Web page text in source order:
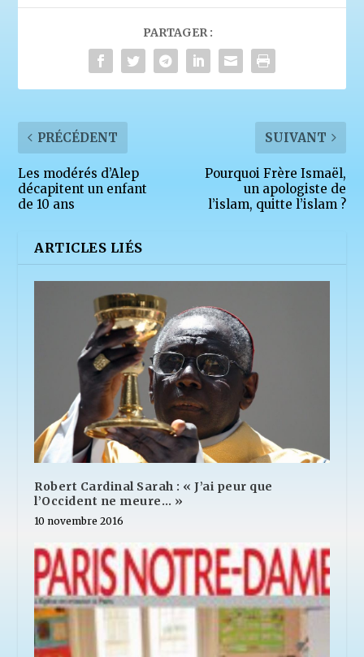
PARTAGER :
PRÉCÉDENT
Les modérés d’Alep
décapitent un enfant
de 10 ans
SUIVANT
Pourquoi Frère Ismaël,
un apologiste de
l’islam, quitte l’islam ?
ARTICLES LIÉS
Robert Cardinal Sarah : « J’ai peur que
l’Occident ne meure… »
10 novembre 2016